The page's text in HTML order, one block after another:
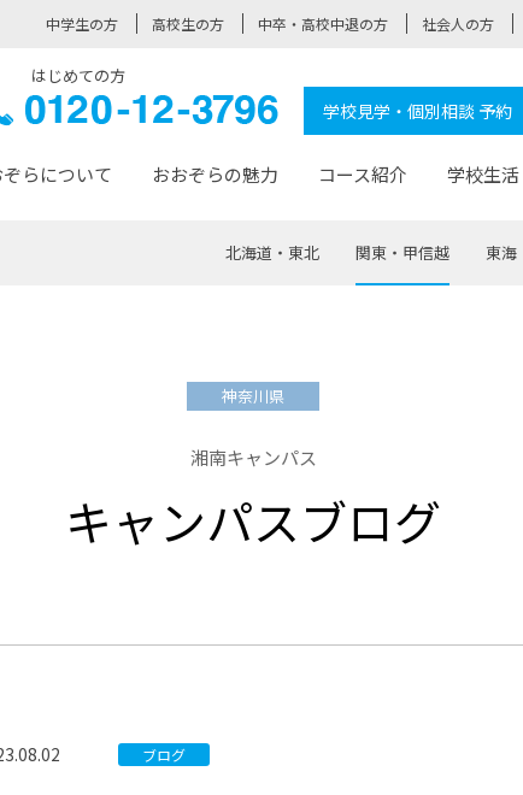
中学生の方 高校生の方 中卒・高校中退の方 社会人の方
高校はじめての方
0120-学校見学・個別相談 予約
ぞらについて
おおぞらについて トップページ
おおぞら高校とは
サポート
おおぞらの魅力
おおぞらの魅力 トップページ
なりたい大人になるための体
-社会の架け橋プログラム®
コース紹介
コース紹介 トップページ
学校生活
学校生活 トップページ
先輩の声 おおぞら100選
卒業生の活躍 トップページ
見学・相談 トップページ
入学案内 トップページ
卒業までの流れ
北海道・東北 関東・甲信越 東海
神奈川県
湘南キャンパス
キャンパスブログ
ブログ